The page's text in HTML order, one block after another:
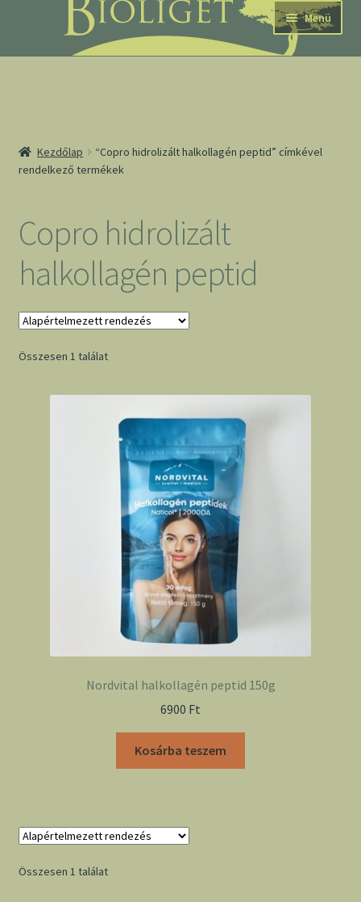
navigációhoz
tartalomba
Menü
Kezdőlap
“Copro hidrolizált halkollagén peptid” címkével
rendelkező termékek
Copro hidrolizált
halkollagén peptid
Összesen 1 találat
Nordvital halkollagén peptid 150g
6900 Ft
Kosárba teszem
Összesen 1 találat